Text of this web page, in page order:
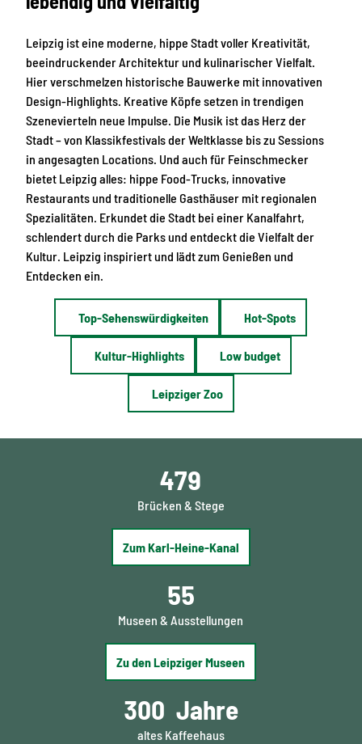
Leipzig ist eine moderne, hippe Stadt voller Kreativität,
beeindruckender Architektur und kulinarischer Vielfalt.
Hier verschmelzen historische Bauwerke mit innovativen
Design-Highlights. Kreative Köpfe setzen in trendigen
Szenevierteln neue Impulse. Die Musik ist das Herz der
Stadt – von Klassikfestivals der Weltklasse bis zu Sessions
in angesagten Locations. Und auch für Feinschmecker
bietet Leipzig alles: hippe Food-Trucks, innovative
Restaurants und traditionelle Gasthäuser mit regionalen
Spezialitäten. Erkundet die Stadt bei einer Kanalfahrt,
schlendert durch die Parks und entdeckt die Vielfalt der
Kultur. Leipzig inspiriert und lädt zum Genießen und
Entdecken ein.
Top-Sehenswürdigkeiten Hot-Spots
Kultur-Highlights Low budget
Leipziger Zoo
479
Brücken & Stege
Zum Karl-Heine-Kanal
55
Museen & Ausstellungen
Zu den Leipziger Museen
300 Jahre
altes Kaffeehaus